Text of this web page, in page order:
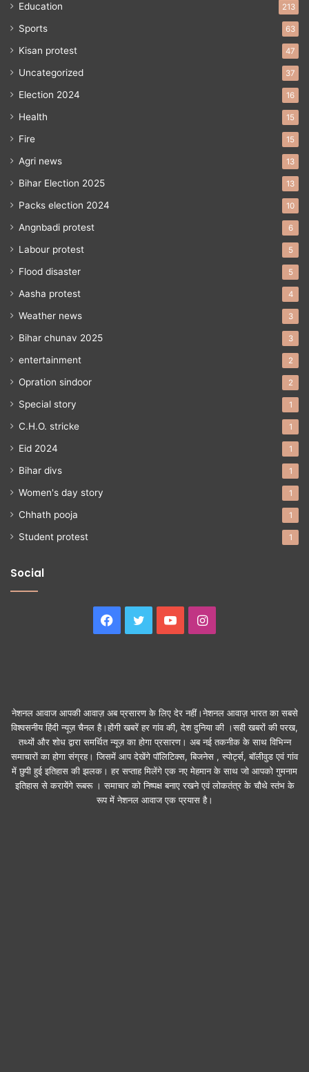
Education 213
Sports 63
Kisan protest 47
Uncategorized 37
Election 2024 16
Health 15
Fire 15
Agri news 13
Bihar Election 2025 13
Packs election 2024 10
Angnbadi protest 6
Labour protest 5
Flood disaster 5
Aasha protest 4
Weather news 3
Bihar chunav 2025 3
entertainment 2
Opration sindoor 2
Special story 1
C.H.O. stricke 1
Eid 2024 1
Bihar divs 1
Women's day story 1
Chhath pooja 1
Student protest 1
Social
Facebook
Twitter YouTubeInstagram
नेशनल आवाज आपकी आवाज़ अब प्रसारण के लिए देर नहीं।नेशनल आवाज़ भारत का सबसे
विश्वसनीय हिंदी न्यूज़ चैनल है।होंगी खबरें हर गांव की, देश दुनिया की ।सही खबरों की परख,
तथ्यों और शोध द्वारा समर्थित न्यूज़ का होगा प्रसारण। अब नई तकनीक के साथ विभिन्न
समाचारों का होगा संग्रह। जिसमें आप देखेंगे पॉलिटिक्स, बिजनेस , स्पोर्ट्स, बॉलीवुड एवं गांव
में छुपी हुई इतिहास की झलक। हर सप्ताह मिलेंगे एक नए मेहमान के साथ जो आपको गुमनाम
इतिहास से करायेंगे रूबरू । समाचार को निष्पक्ष बनाए रखने एवं लोकतंत्र के चौथे स्तंभ के
रूप में नेशनल आवाज एक प्रयास है।